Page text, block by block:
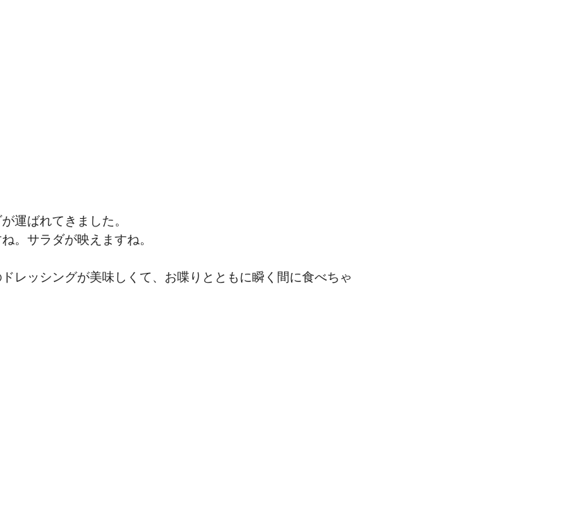
運ばれてきました。
。サラダが映えますね。
レッシングが美味しくて、お喋りとともに瞬く間に食べちゃ